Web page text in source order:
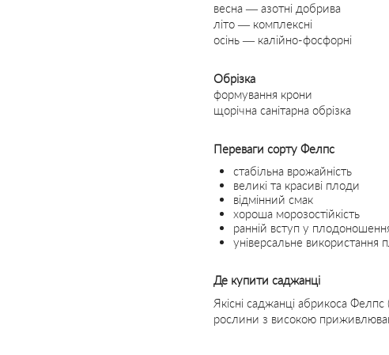
весна — азотні добрива
літо — комплексні
осінь — калійно-фосфорні
Обрізка
формування крони
щорічна санітарна обрізка
Переваги сорту Фелпс
стабільна врожайність
великі та красиві плоди
відмінний смак
хороша морозостійкість
ранній вступ у
універсальне використання
Де купити саджанці
Якісні саджанці абрикоса
рослини з високою